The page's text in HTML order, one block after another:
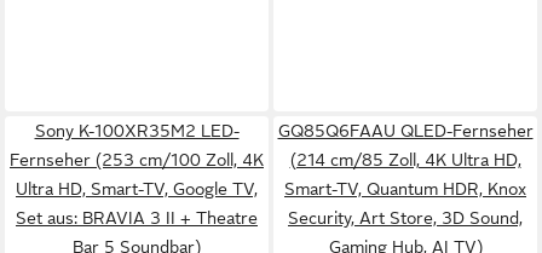
Sony K-100XR35M2 LED-
Fernseher (253 cm/100 Zoll, 4K
Ultra HD, Smart-TV, Google TV,
Set aus: BRAVIA 3 II + Theatre
Bar 5 Soundbar)
GQ85Q6FAAU QLED-Fernseher
(214 cm/85 Zoll, 4K Ultra HD,
Smart-TV, Quantum HDR, Knox
Security, Art Store, 3D Sound,
Gaming Hub, AI TV)